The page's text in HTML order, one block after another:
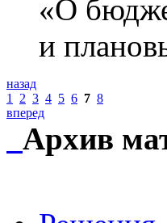
«О
и
назад
1
2 3 4 5 6 7 8
вперед
Архив